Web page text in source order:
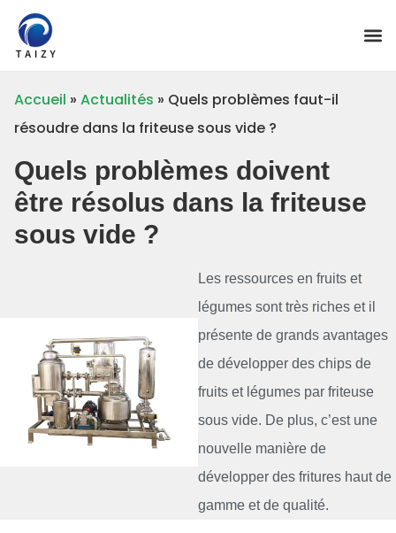
Accueil » Actualités » Quels problèmes faut-il
résoudre dans la friteuse sous vide ?
Quels problèmes doivent
être résolus dans la friteuse
sous vide ?
Les ressources en fruits et
légumes sont très riches et il
présente de grands avantages
de développer des chips de
fruits et légumes par friteuse
sous vide. De plus, c’est une
nouvelle manière de
développer des fritures haut de
gamme et de qualité.